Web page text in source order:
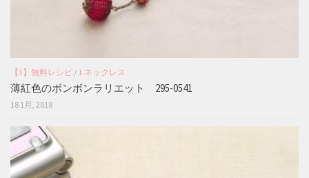
【3】無料レシピ / 1.ネックレス
薄紅色のボンボンラリエット 295-0541
18 1月, 2018